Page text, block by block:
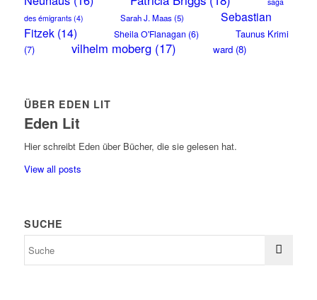
des émigrants(4) Sarah J. Maas(5)
Sebastian
Fitzek(14) Sheila O'Flanagan (6)
Taunus Krimi
(7)
vilhelm moberg(17) ward(8)
ÜBER EDEN LIT
Eden Lit
Hier schreibt Eden über Bücher, die sie gelesen hat.
View all posts
SUCHE